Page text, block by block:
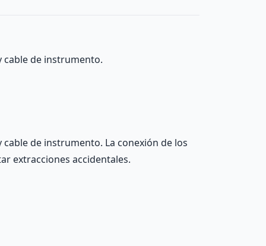
cable de instrumento.
de instrumento. La conexión de los
extracciones accidentales.